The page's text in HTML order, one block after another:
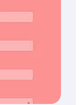
en línea.